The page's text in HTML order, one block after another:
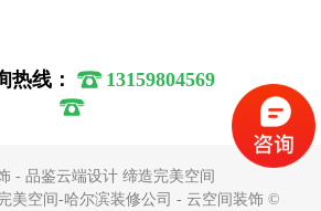
热线： 13159804569
- 品鉴云端设计 缔造完美空间
美空间-哈尔滨装修公司 - 云空间装饰 ©